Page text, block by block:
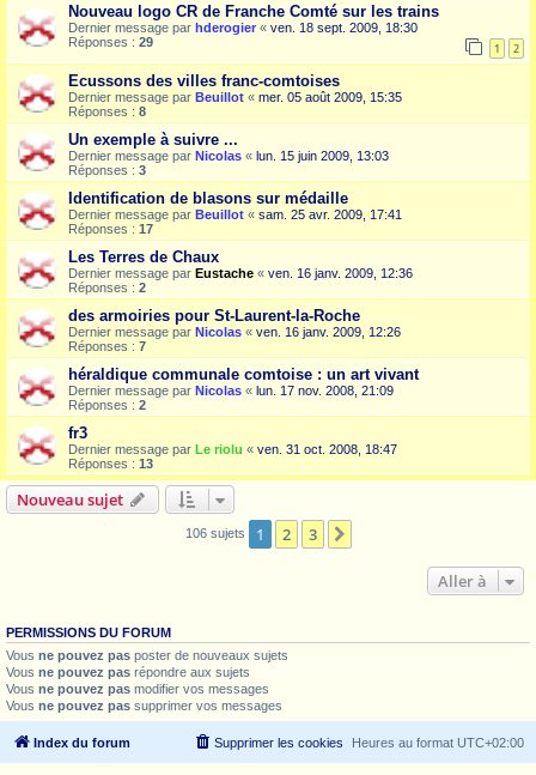
Nouveau logo CR de Franche Comté sur les trains
Dernier message par hderogier « ven. 18 sept. 2009, 18:30
Réponses : 29 1 2
Ecussons des villes franc-comtoises
Dernier message par Beuillot « mer. 05 août 2009, 15:35
Réponses : 8
Un exemple à suivre ...
Dernier message par Nicolas « lun. 15 juin 2009, 13:03
Réponses : 3
Identification de blasons sur médaille
Dernier message par Beuillot « sam. 25 avr. 2009, 17:41
Réponses : 17
Les Terres de Chaux
Dernier message par Eustache « ven. 16 janv. 2009, 12:36
Réponses : 2
des armoiries pour St-Laurent-la-Roche
Dernier message par Nicolas « ven. 16 janv. 2009, 12:26
Réponses : 7
héraldique communale comtoise : un art vivant
Dernier message par Nicolas « lun. 17 nov. 2008, 21:09
Réponses : 2
fr3
Dernier message par Le riolu « ven. 31 oct. 2008, 18:47
Réponses : 13
Nouveau sujet
106 sujets 1 2 3
Aller à
PERMISSIONS DU FORUM
Vous ne pouvez pas poster de nouveaux sujets
Vous ne pouvez pas répondre aux sujets
Vous ne pouvez pas modifier vos messages
Vous ne pouvez pas supprimer vos messages
Index du forum Heures au format UTC+02:00
Supprimer les cookies